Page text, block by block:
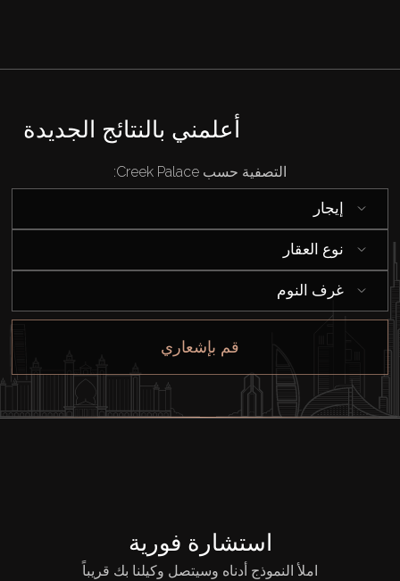
أعلمني بالنتائج الجديدة
التصفية حسب Creek Palace:
إيجار
نوع العقار
غرف النوم
قم بإشعاري
استشارة فورية
املأ النموذج أدناه وسيتصل وكيلنا بك قريباً